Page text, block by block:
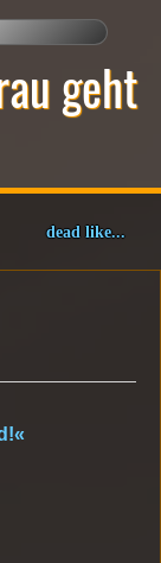
geht
dead like...